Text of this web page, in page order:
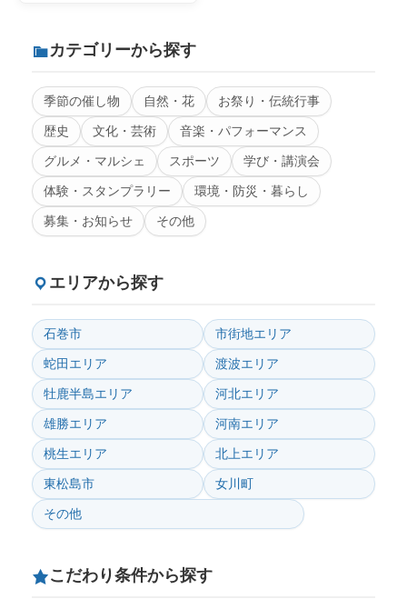
カテゴリーから探す
季節の催し物 自然・花 お祭り・伝統行事
歴史 文化・芸術 音楽・パフォーマンス
グルメ・マルシェ スポーツ 学び・講演会
体験・スタンプラリー 環境・防災・暮らし
募集・お知らせ その他
エリアから探す
石巻市 市街地エリア
蛇田エリア 渡波エリア
牡鹿半島エリア 河北エリア
雄勝エリア 河南エリア
桃生エリア 北上エリア
東松島市 女川町
その他
こだわり条件から探す